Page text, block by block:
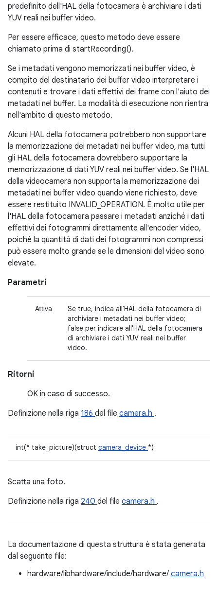
predefinito dell'HAL della fotocamera è archiviare i dati
YUV reali nei buffer video.
Per essere efficace, questo metodo deve essere
chiamato prima di startRecording().
Se i metadati vengono memorizzati nei buffer video, è
compito del destinatario dei buffer video interpretare i
contenuti e trovare i dati effettivi dei frame con l'aiuto dei
metadati nel buffer. La modalità di esecuzione non rientra
nell'ambito di questo metodo.
Alcuni HAL della fotocamera potrebbero non supportare
la memorizzazione dei metadati nei buffer video, ma tutti
gli HAL della fotocamera dovrebbero supportare la
memorizzazione di dati YUV reali nei buffer video. Se l'HAL
della videocamera non supporta la memorizzazione dei
metadati nei buffer video quando viene richiesto, deve
essere restituito INVALID_OPERATION. È molto utile per
l'HAL della fotocamera passare i metadati anziché i dati
effettivi dei fotogrammi direttamente all'encoder video,
poiché la quantità di dati dei fotogrammi non compressi
può essere molto grande se le dimensioni del video sono
elevate.
Parametri
Attiva
Se true, indica all'HAL della fotocamera di
archiviare i metadati nei buffer video;
false per indicare all'HAL della fotocamera
di archiviare i dati YUV reali nei buffer
video.
Ritorni
OK in caso di successo.
Definizione nella riga 186 del file camera.h .
int(* take_picture)(struct camera_device *)
Scatta una foto.
Definizione nella riga 240 del file camera.h .
La documentazione di questa struttura è stata generata
dal seguente file:
hardware/libhardware/include/hardware/ camera.h